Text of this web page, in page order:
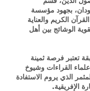
بجهود مؤسسة
الكريم والعناية
الوشائج بين أهل
تعتبر فرصة ثمينة
علماء القراءات وشيوخ
الذي يروم الاستفادة
الإفريقية.